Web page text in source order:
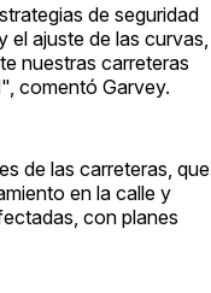
de seguridad
ajuste de las curvas,
nuestras carreteras
comentó Garvey.
de las carreteras, que
en la calle y
con planes